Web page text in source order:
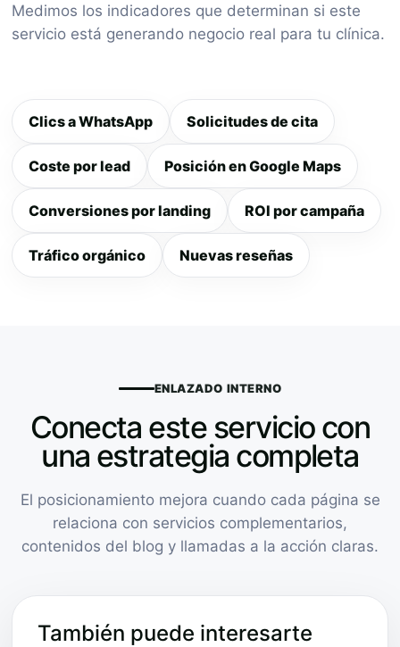
Medimos los indicadores que determinan si este
servicio está generando negocio real para tu clínica.
Clics a WhatsApp Solicitudes de cita
Coste por lead Posición en Google Maps
Conversiones por landing ROI por campaña
Tráfico orgánico Nuevas reseñas
ENLAZADO INTERNO
Conecta este servicio con
una estrategia completa
El posicionamiento mejora cuando cada página se
relaciona con servicios complementarios,
contenidos del blog y llamadas a la acción claras.
También puede interesarte